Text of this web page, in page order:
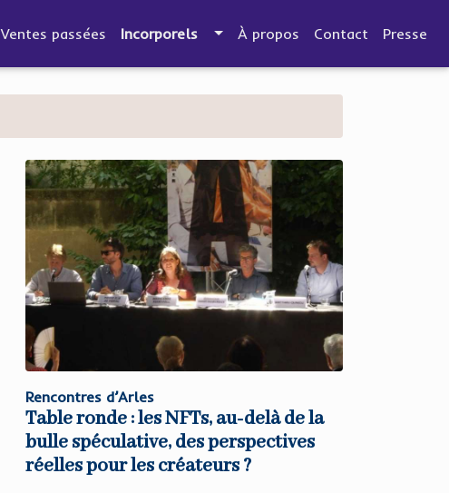
Ventes passées Incorporels À propos Contact Presse
Rencontres d’Arles
Table ronde : les NFTs, au-delà de la
bulle spéculative, des perspectives
réelles pour les créateurs ?